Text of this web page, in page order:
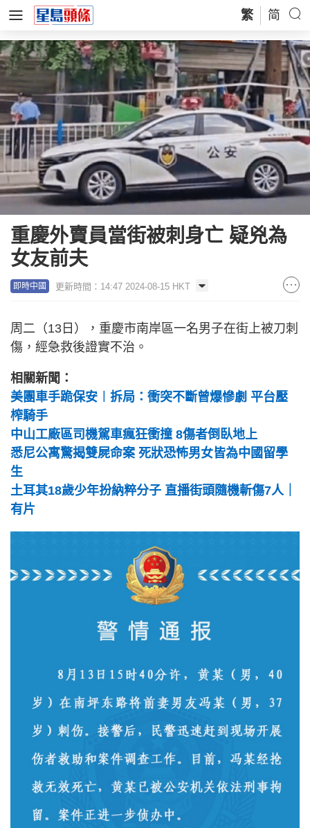
繁 简
重慶外賣員當街被刺身亡 疑兇為
女友前夫
即時中國 更新時間：14:47 2024-08-15 HKT
周二（13日），重慶市南岸區一名男子在街上被刀刺
傷，經急救後證實不治。
相關新聞：
美團車手跪保安︱拆局：衝突不斷曾爆慘劇 平台壓
榨騎手
中山工廠區司機駕車瘋狂衝撞 8傷者倒臥地上
悉尼公寓驚揭雙屍命案 死狀恐怖男女皆為中國留學
生
土耳其18歲少年扮納粹分子 直播街頭隨機斬傷7人｜
有片